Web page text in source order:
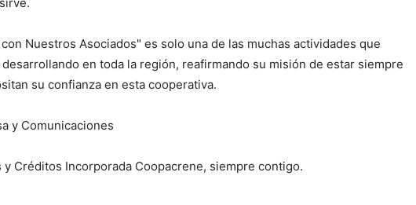
con Nuestros Asociados" es solo una de las muchas actividades que
en toda la región, reafirmando su misión de estar siempre
su confianza en esta cooperativa.
y Comunicaciones
Créditos Incorporada Coopacrene, siempre contigo.